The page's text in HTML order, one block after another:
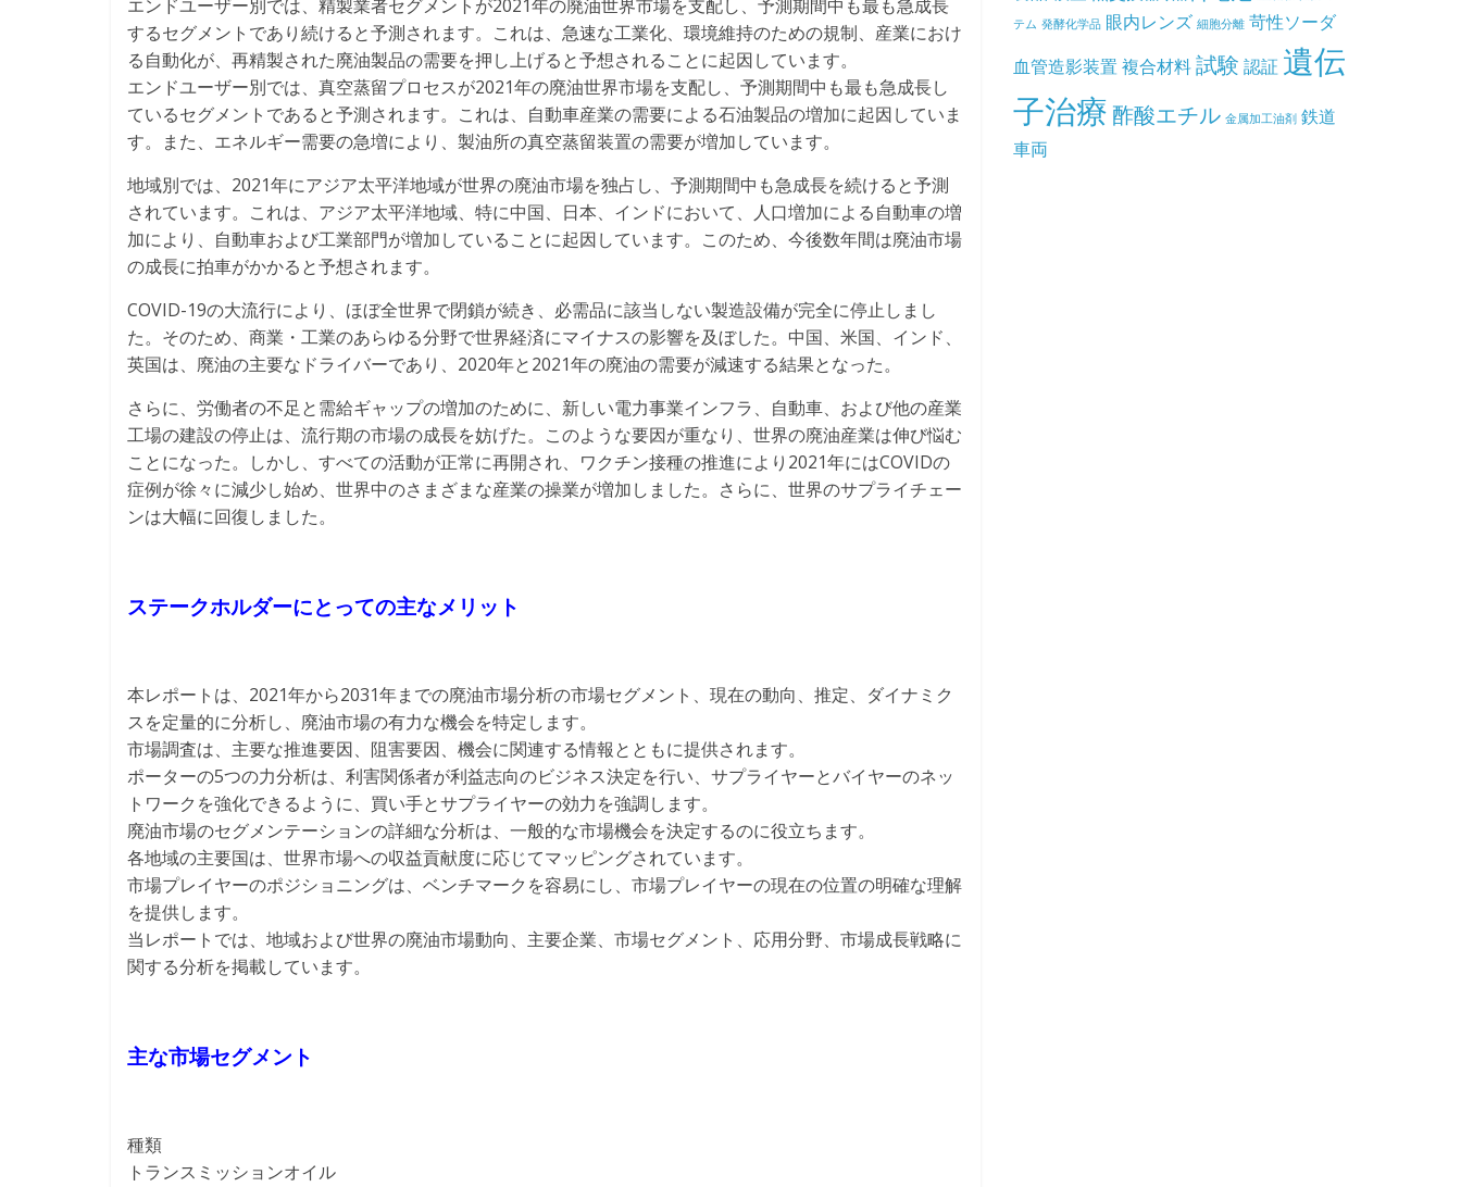
エンドユーザー別では、精製業者セグメントが2021年の廃油世界市場を支配し、予測期間中も最も急成長
するセグメントであり続けると予測されます。これは、急速な工業化、環境維持のための規制、産業におけ
る自動化が、再精製された廃油製品の需要を押し上げると予想されることに起因しています。
エンドユーザー別では、真空蒸留プロセスが2021年の廃油世界市場を支配し、予測期間中も最も急成長し
ているセグメントであると予測されます。これは、自動車産業の需要による石油製品の増加に起因していま
す。また、エネルギー需要の急増により、製油所の真空蒸留装置の需要が増加しています。
地域別では、2021年にアジア太平洋地域が世界の廃油市場を独占し、予測期間中も急成長を続けると予測
されています。これは、アジア太平洋地域、特に中国、日本、インドにおいて、人口増加による自動車の増
加により、自動車および工業部門が増加していることに起因しています。このため、今後数年間は廃油市場
の成長に拍車がかかると予想されます。
COVID-19の大流行により、ほぼ全世界で閉鎖が続き、必需品に該当しない製造設備が完全に停止しまし
た。そのため、商業・工業のあらゆる分野で世界経済にマイナスの影響を及ぼした。中国、米国、インド、
英国は、廃油の主要なドライバーであり、2020年と2021年の廃油の需要が減速する結果となった。
さらに、労働者の不足と需給ギャップの増加のために、新しい電力事業インフラ、自動車、および他の産業
工場の建設の停止は、流行期の市場の成長を妨げた。このような要因が重なり、世界の廃油産業は伸び悩む
ことになった。しかし、すべての活動が正常に再開され、ワクチン接種の推進により2021年にはCOVIDの
症例が徐々に減少し始め、世界中のさまざまな産業の操業が増加しました。さらに、世界のサプライチェー
ンは大幅に回復しました。
ステークホルダーにとっての主なメリット
本レポートは、2021年から2031年までの廃油市場分析の市場セグメント、現在の動向、推定、ダイナミク
スを定量的に分析し、廃油市場の有力な機会を特定します。
市場調査は、主要な推進要因、阻害要因、機会に関連する情報とともに提供されます。
ポーターの5つの力分析は、利害関係者が利益志向のビジネス決定を行い、サプライヤーとバイヤーのネッ
トワークを強化できるように、買い手とサプライヤーの効力を強調します。
廃油市場のセグメンテーションの詳細な分析は、一般的な市場機会を決定するのに役立ちます。
各地域の主要国は、世界市場への収益貢献度に応じてマッピングされています。
市場プレイヤーのポジショニングは、ベンチマークを容易にし、市場プレイヤーの現在の位置の明確な理解
を提供します。
当レポートでは、地域および世界の廃油市場動向、主要企業、市場セグメント、応用分野、市場成長戦略に
関する分析を掲載しています。
主な市場セグメント
種類
トランスミッションオイル
テム 発酵化学品 眼内レンズ 細胞分離 苛性ソーダ
血管造影装置 複合材料試験 認証 遺伝
子治療 酢酸エチル 金属加工油剤 鉄道
車両